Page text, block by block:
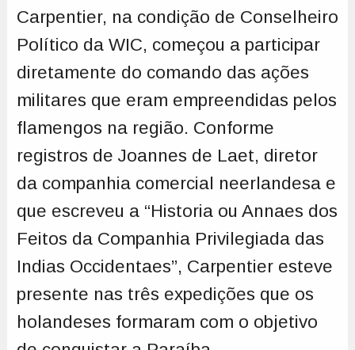
Carpentier, na condição de Conselheiro
Político da WIC, começou a participar
diretamente do comando das ações
militares que eram empreendidas pelos
flamengos na região. Conforme
registros de Joannes de Laet, diretor
da companhia comercial neerlandesa e
que escreveu a “Historia ou Annaes dos
Feitos da Companhia Privilegiada das
Indias Occidentaes”, Carpentier esteve
presente nas três expedições que os
holandeses formaram com o objetivo